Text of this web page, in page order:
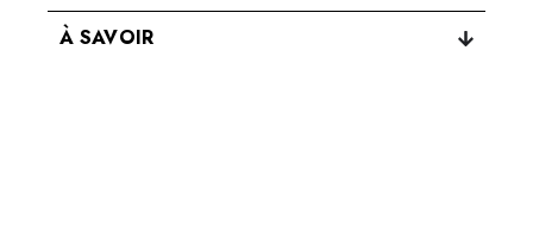
À SAVOIR